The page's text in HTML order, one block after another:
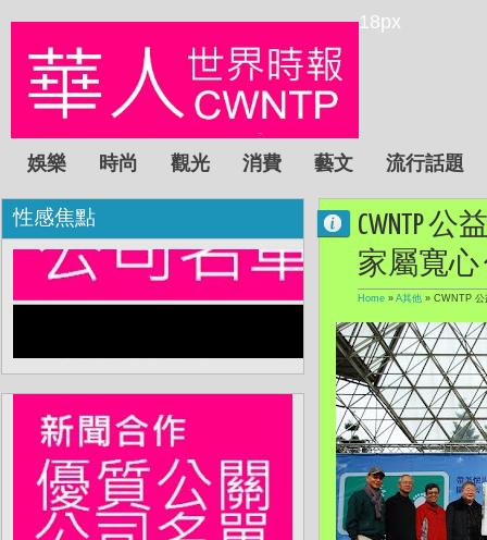
18px
娛樂 時尚 觀光 消費 藝文 流行話題
CWNTP
家屬寬心
Home » A其他 » CWNTP 公
性感焦點